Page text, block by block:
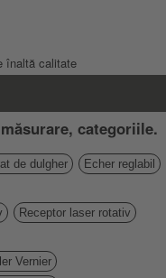
înaltă calitate
categoriile.
de dulgher
Echer reglabil
Receptor laser rotativ
Vernier